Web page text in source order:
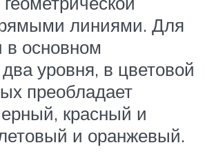
линиями. Для
в основном
уровня, в цветовой
преобладает
красный и
и оранжевый.